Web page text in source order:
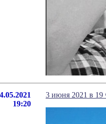
19:20
3 июня 2021 в 19